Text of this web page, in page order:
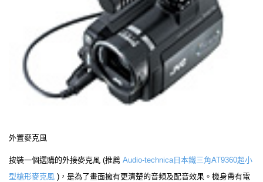
外置麥克風
按裝一個選購的外接麥克風 (推薦 Audio-technica日本鐵三角AT9360超小
型槍形麥克風 )，是為了畫面擁有更清楚的音頻及配音效果。機身帶有電